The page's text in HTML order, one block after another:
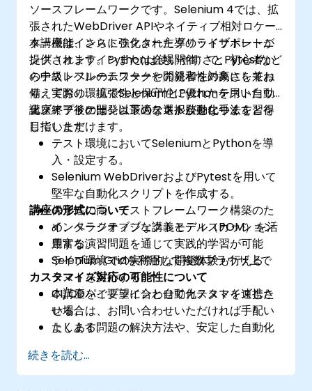
ソースフレームワークです。Selenium 4では、拡
張されたWebDriver APIやネイティブ相対ロケー
ター機能、さらに強化されたグリッドサポートが
提供されます。Pythonは使いやすさとPytestなど
のテストフレームワークとの親和性の高さを兼ね
備えており、拡張性と保守性に優れたテスト自動
化スイートの開発に最適な選択肢となります。
本講座はインストラクター主導のライブトレーニ
ング（オンラインまたは会場開催）で、初心者か
ら中級レベルのテスターや開発者を対象にしてお
り、実際の環境でSeleniumとPythonを用いたウ
ェブアプリケーションのテスト自動化手法を習得
していただけます。
講座終了後には、以下のスキルが身につくことを
目指します：
​テスト環境においてSeleniumとPythonを導
入・設定する。
Selenium WebDriverおよびPytestを用いて
堅牢な自動化スクリプトを作成する。
​保守性の高いテストフレームワーク構築のた
め、ページオブジェクトモデル（POM）を活
用する。
Selenium Gridを利用して複数ブラウザ上で
テストを実行する。
​CI/CDパイプラインと自動化テストを連携さ
せる。
よくある問題の解決方法や、安定した自動化
できるようになる。
講座の形式について
インタラクティブな講義とディスカッション
豊富な演習問題を通じて実践的学習が可能
ライブ環境での実際的な開発体験も行える
カスタマイズ対応の可能性について
本講座をご要望に合わせてカスタマイズした
い場合は、お問い合わせいただければ手配い
たします。
続きを読む...